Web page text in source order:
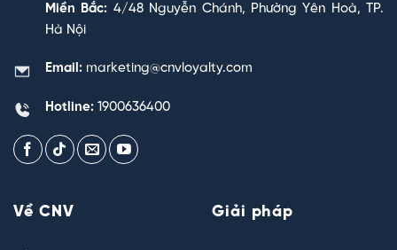
Miền Bắc: 4/48 Nguyễn Chánh, Phường Yên Hoà, TP.
Hà Nội
Email: marketing@cnvloyalty.com
Hotline: 1900636400
Về CNV Giải pháp